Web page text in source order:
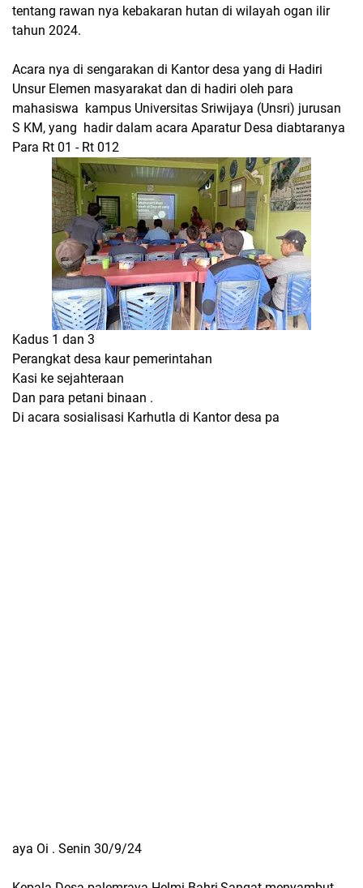
tentang rawan nya kebakaran hutan di wilayah ogan ilir
tahun 2024.
Acara nya di sengarakan di Kantor desa yang di Hadiri
Unsur Elemen masyarakat dan di hadiri oleh para
mahasiswa kampus Universitas Sriwijaya (Unsri) jurusan
S KM, yang hadir dalam acara Aparatur Desa diabtaranya
Para Rt 01 - Rt 012
Kadus 1 dan 3
Perangkat desa kaur pemerintahan
Kasi ke sejahteraan
Dan para petani binaan .
Di acara sosialisasi Karhutla di Kantor desa pa
aya Oi . Senin 30/9/24